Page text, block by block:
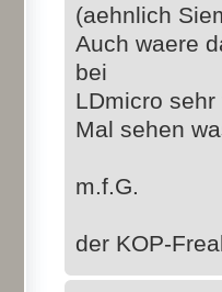
(aehnlich
Auch waere
bei
LDmicro sehr
Mal sehen
m.f.G.
der KOP-